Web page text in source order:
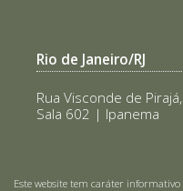
Rio de Janeiro/RJ
Rua Visconde de
Sala 602 | Ipanema
Este website tem caráter informativo